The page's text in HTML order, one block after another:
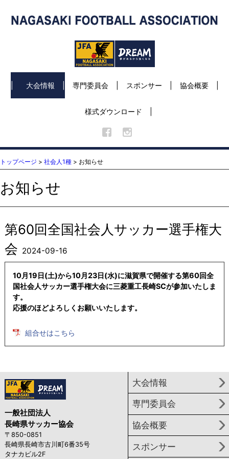
大会情報 専門委員会 スポンサー 協会概要
様式ダウンロード
トップページ > 社会人1種 > お知らせ
お知らせ
第60回全国社会人サッカー選手権大
会 2024-09-16
10月19日(土)から10月23日(水)に滋賀県で開催する第60回全
国社会人サッカー選手権大会に三菱重工長崎SCが参加いたしま
す。
応援のほどよろしくお願いいたします。
組合せはこちら
一般社団法人
長崎県サッカー協会
〒850-0851
長崎県長崎市古川町6番35号
タナカビル2F
大会情報
専門委員会
協会概要
スポンサー